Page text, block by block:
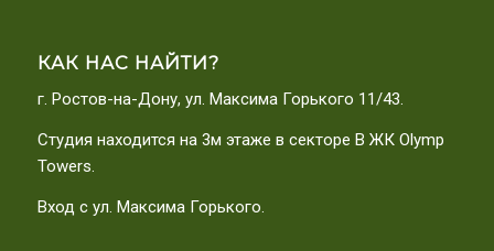
КАК НАС НАЙТИ?
г. Ростов-на-Дону, ул. Максима Горького 11/43.
Студия находится на 3м этаже в секторе В ЖК Olymp
Towers.
Вход с ул. Максима Горького.